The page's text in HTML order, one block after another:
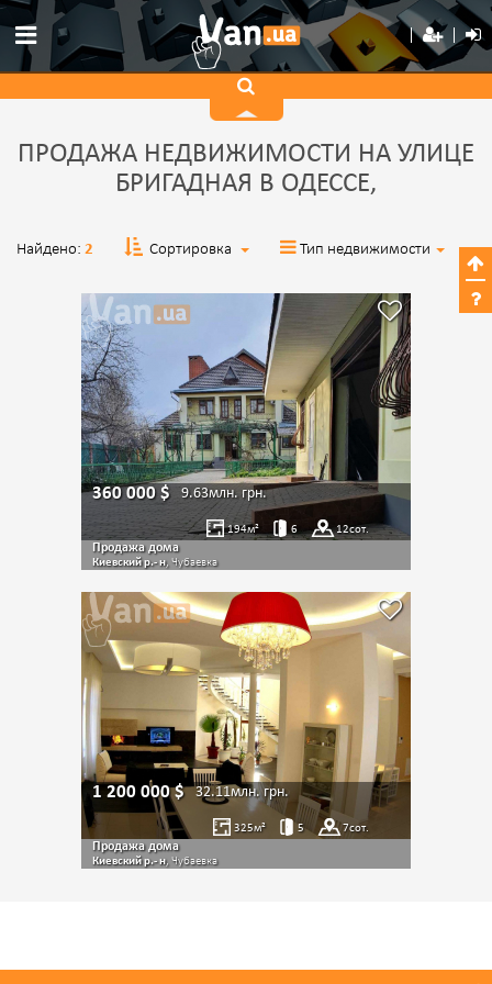
ПРОДАЖА НЕДВИЖИМОСТИ НА УЛИЦЕ
БРИГАДНАЯ В ОДЕССЕ,
Найдено: 2 Сортировка Тип недвижимости
360 000$ 9.63млн. грн.
194м² 6 12сот.
Продажа дома
Киевский р.- н, Чубаевка
1 200 000$ 32.11млн. грн.
325м² 5 7сот.
Продажа дома
Киевский р.- н, Чубаевка